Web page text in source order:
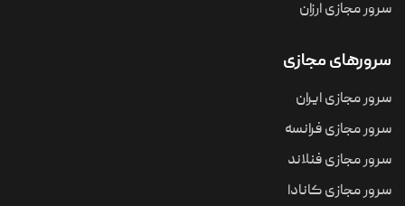
سرور مجازی ارزان
سرورهای مجازی
سرور مجازی ایران
سرور مجازی فرانسه
سرور مجازی فنلاند
سرور مجازی کانادا